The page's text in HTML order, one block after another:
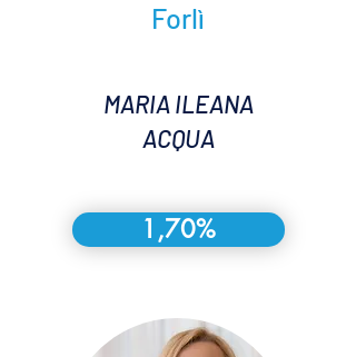
Forlì
MARIA ILEANA
ACQUA
1,70%